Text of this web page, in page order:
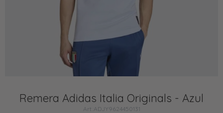
Remera Adidas Italia Originals - Azul
ADJY9624450131